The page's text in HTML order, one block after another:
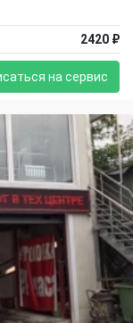
2420 ₽
на сервис